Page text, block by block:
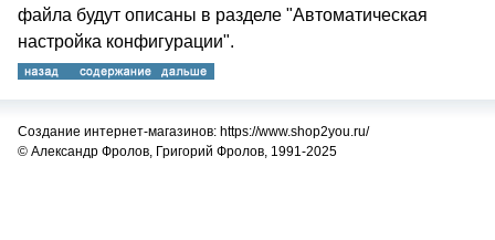
файла будут описаны в разделе "Автоматическая
настройка конфигурации".
Создание интернет-магазинов: https://www.shop2you.ru/
© Александр Фролов, Григорий Фролов, 1991-2025